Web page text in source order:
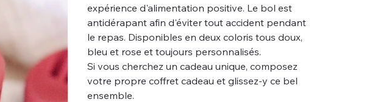
expérience d'alimentation positive. Le bol est
antidérapant afin d'éviter tout accident pendant
le repas. Disponibles en deux coloris tous doux,
bleu et rose et toujours personnalisés.
Si vous cherchez un cadeau unique, composez
votre propre coffret cadeau et glissez-y ce bel
ensemble.